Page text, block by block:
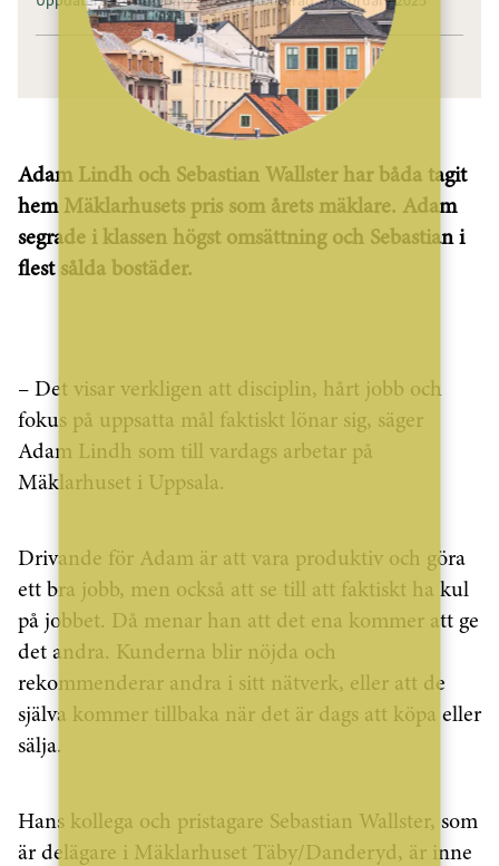
Adam Lindh och Sebastian Wallster har båda tagit
hem Mäklarhusets pris som årets mäklare. Adam
segrade i klassen högst omsättning och Sebastian i
flest sålda bostäder.
– Det visar verkligen att disciplin, hårt jobb och
fokus på uppsatta mål faktiskt lönar sig, säger
Adam Lindh som till vardags arbetar på
Mäklarhuset i Uppsala.
Drivande för Adam är att vara produktiv och göra
ett bra jobb, men också att se till att faktiskt ha kul
på jobbet. Då menar han att det ena kommer att ge
det andra. Kunderna blir nöjda och
rekommenderar andra i sitt nätverk, eller att de
själva kommer tillbaka när det är dags att köpa eller
sälja.
Hans kollega och pristagare Sebastian Wallster, som
är delägare i Mäklarhuset Täby/Danderyd, är inne